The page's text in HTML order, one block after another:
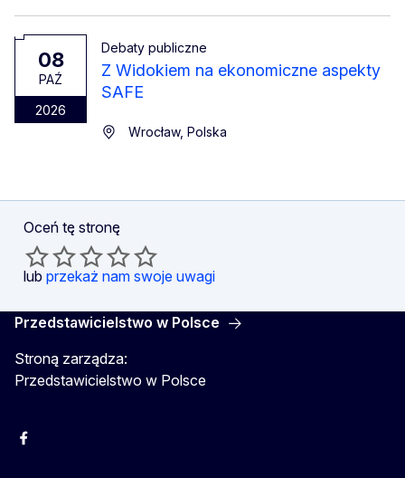
08
PAŹ
2026
Debaty publiczne
Z Widokiem na ekonomiczne aspekty
SAFE
Wrocław, Polska
Oceń tę stronę
lub przekaż nam swoje uwagi
Przedstawicielstwo w Polsce
Stroną zarządza:
Przedstawicielstwo w Polsce
Facebook